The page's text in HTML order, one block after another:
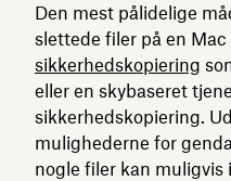
Den mest pålidelige
slettede filer på en
sikkerhedskopiering
eller en skybaseret
sikkerhedskopiering.
mulighederne for
nogle filer kan muligvis